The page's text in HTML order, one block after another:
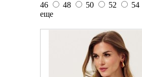
46
48 50 52 54
еще